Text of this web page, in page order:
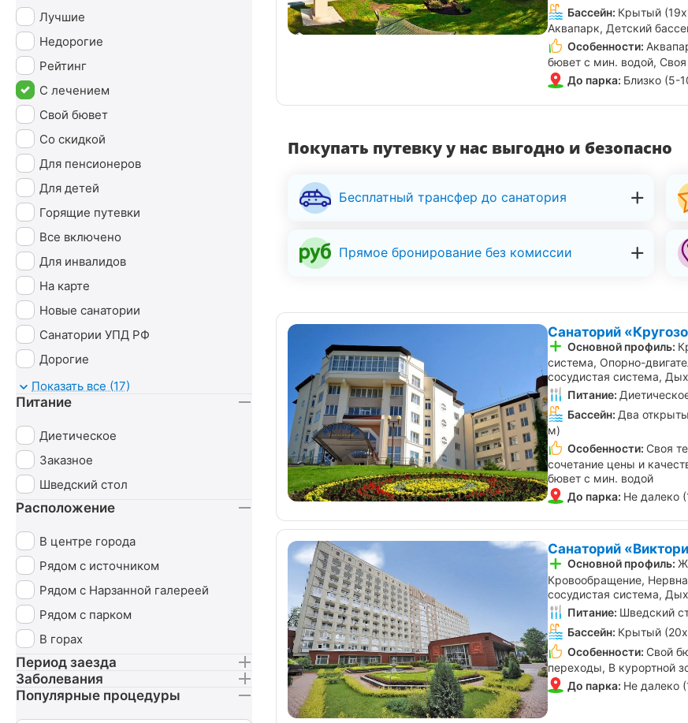
Бассейн: Крытый
Аквапарк, Детский
Особенности:
бювет с мин. водой, Своя
До парка: Близко (5-
Покупать путевку у нас выгодно и безопасно
Бесплатный трансфер до санатория
Прямое бронирование без комиссии
Санаторий
Основной профиль:
система, Опорно-
сосудистая система,
Питание:
Бассейн: Два
м)
Особенности: Своя
сочетание цены и
бювет с мин. водой
До парка: Не далеко
Санаторий
Основной профиль:
Кровообращение,
сосудистая система,
Питание: Шведский
Бассейн: Крытый
Особенности: Свой
переходы, В курортной
До парка: Не далеко
Лучшие
Недорогие
Рейтинг
С лечением
Свой бювет
Со скидкой
Для пенсионеров
Для детей
Горящие путевки
Все включено
Для инвалидов
На карте
Новые санатории
Санатории УПД РФ
Дорогие
Детские
С животными
Показать все (17)
Питание
Диетическое
Заказное
Шведский стол
Расположение
В центре города
Рядом с источником
Рядом с Нарзанной галереей
Рядом с парком
В горах
Период заезда
Заболевания
Популярные процедуры